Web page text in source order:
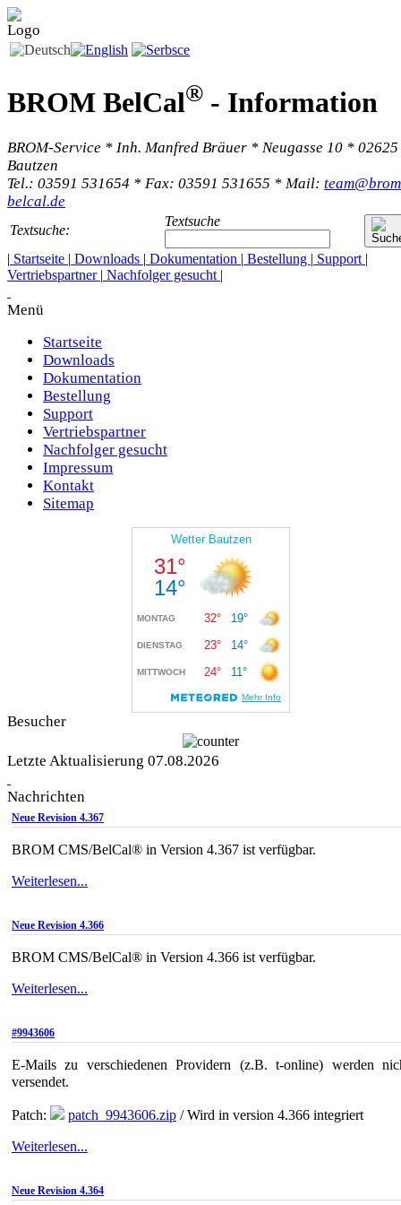
BROM BelCal® - Information
BROM-Service * Inh. Manfred Bräuer * Neugasse 10 * 02625
Bautzen
Tel.: 03591 531654 * Fax: 03591 531655 * Mail:
belcal.de
Textsuche:
Textsuche
| Startseite | Downloads | Dokumentation | Bestellung | Support |
Vertriebspartner | Nachfolger gesucht |
Menü
Startseite
Downloads
Dokumentation
Bestellung
Support
Vertriebspartner
Nachfolger gesucht
Impressum
Kontakt
Sitemap
Besucher
Letzte Aktualisierung 07.08.2026
Nachrichten
Neue Revision 4.367
BROM CMS/BelCal® in Version 4.367 ist verfügbar.
Weiterlesen...
Neue Revision 4.366
BROM CMS/BelCal® in Version 4.366 ist verfügbar.
Weiterlesen...
#9943606
E-Mails zu verschiedenen Providern (z.B. t-online) werden
versendet.
Patch: patch_9943606.zip / Wird in version 4.366 integriert
Weiterlesen...
Neue Revision 4.364